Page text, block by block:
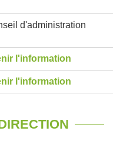
d'administration
l'information
l'information